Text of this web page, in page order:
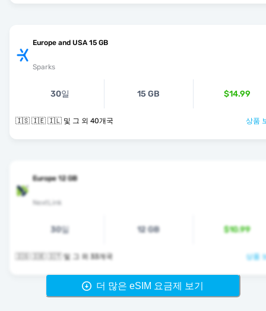
Europe and USA 15 GB
Sparks
30일 15 GB $14.99
🇮🇸 🇮🇪 🇮🇱 및 그 외 40개국 상품
Europe 12 GB
NextLink
30일 12 GB $10.99
🇮🇸 🇮🇪 🇮🇹 및 그 외 33개국 상품
더 많은 eSIM 요금제 보기